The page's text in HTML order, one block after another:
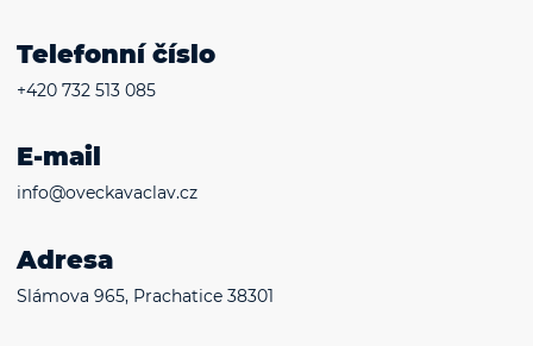
Telefonní číslo
+420 732 513 085
E-mail
info@oveckavaclav.cz
Adresa
Slámova 965, Prachatice 38301